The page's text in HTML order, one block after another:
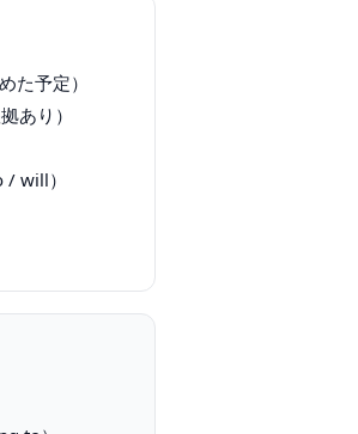
た予定）
あり）
will）